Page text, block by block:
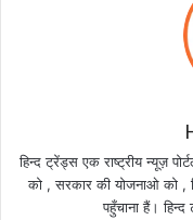
हिन्द ट्रेंड्स एक राष्ट्रीय न्यूज़
को , सरकार की योजनाओ को ,
पहुँचाना हैं।